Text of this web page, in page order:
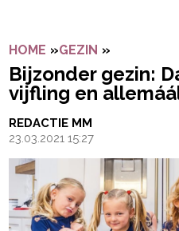
HOME »GEZIN »
Bijzonder gezin:
vijfling en
REDACTIE MM
23.03.2021 15:27